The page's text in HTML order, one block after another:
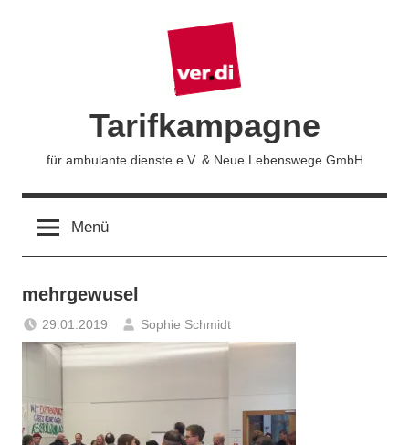
Tarifkampagne
für ambulante dienste e.V. & Neue Lebenswege GmbH
Menü
mehrgewusel
29.01.2019 Sophie Schmidt